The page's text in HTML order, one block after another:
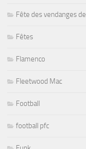
Fête des vendanges
Fêtes
Flamenco
Fleetwood Mac
Football
football pfc